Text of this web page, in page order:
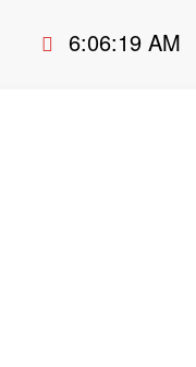
6:06:20 AM